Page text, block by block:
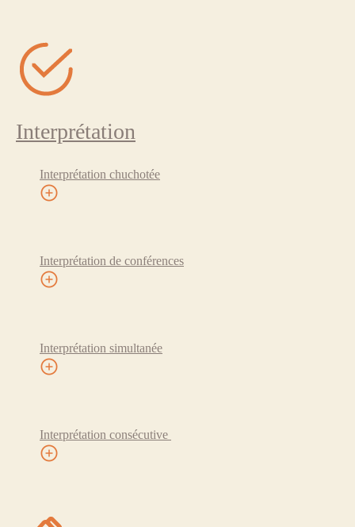
Interprétation
Interprétation chuchotée
Interprétation de conférences
Interprétation simultanée
Interprétation consécutive